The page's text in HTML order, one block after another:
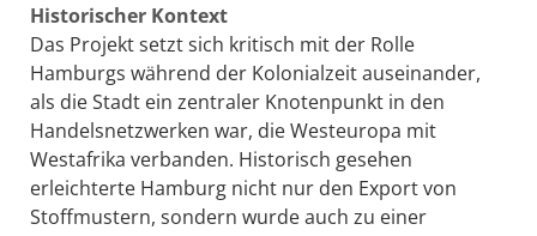
Historischer Kontext
Das Projekt setzt sich kritisch mit der Rolle
Hamburgs während der Kolonialzeit auseinander,
als die Stadt ein zentraler Knotenpunkt in den
Handelsnetzwerken war, die Westeuropa mit
Westafrika verbanden. Historisch gesehen
erleichterte Hamburg nicht nur den Export von
Stoffmustern, sondern wurde auch zu einer